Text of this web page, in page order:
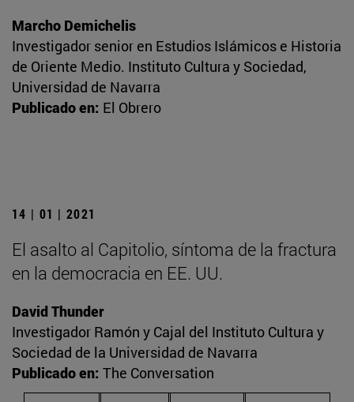
Marcho Demichelis
Investigador senior en Estudios Islámicos e Historia
de Oriente Medio. Instituto Cultura y Sociedad,
Universidad de Navarra
Publicado en: El Obrero
14 | 01 | 2021
El asalto al Capitolio, síntoma de la fractura
en la democracia en EE. UU.
David Thunder
Investigador Ramón y Cajal del Instituto Cultura y
Sociedad de la Universidad de Navarra
Publicado en: The Conversation